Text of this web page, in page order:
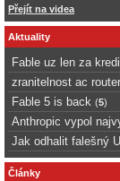
Přejít na videa
Aktuality
Fable uz len za
zranitelnost ac
Fable 5 is back (5)
Anthropic vypol
Jak odhalit falešný
Články